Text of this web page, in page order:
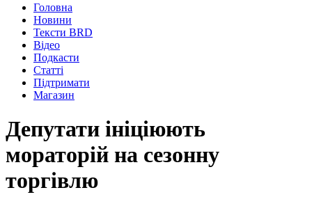
Головна
Новини
Тексти BRD
Відео
Подкасти
Статті
Підтримати
Магазин
Депутати ініціюють
мораторій на сезонну
торгівлю